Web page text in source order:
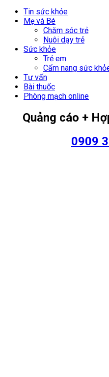
Tin sức khỏe
Mẹ và Bé
Chăm sóc trẻ
Nuôi dạy trẻ
Sức khỏe
Trẻ em
Cẩm nang sức
Tư vấn
Bài thuốc
Phòng mạch online
Quảng cáo +
0909